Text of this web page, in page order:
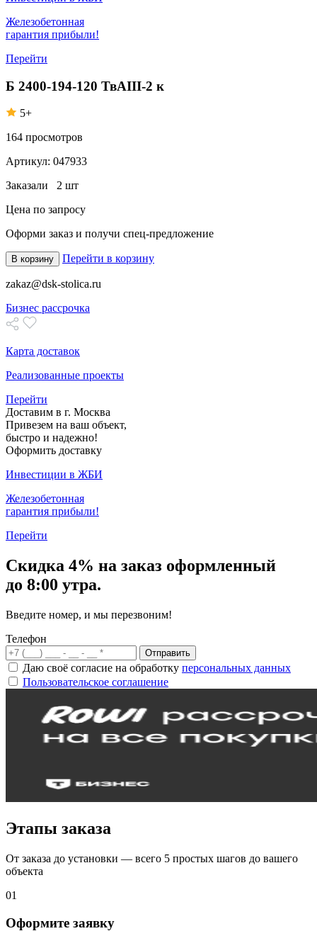
Железобетонная
гарантия прибыли!
Перейти
Б 2400-194-120 ТвАIII-2 к
5+
164 просмотров
Артикул: 047933
Заказали 2 шт
Цена по запросу
Оформи заказ и получи спец-предложение
В корзину Перейти в корзину
zakaz@dsk-stolica.ru
Бизнес рассрочка
Карта доставок
Реализованные проекты
Перейти
Доставим в г. Москва
Привезем на ваш объект,
быстро и надежно!
Оформить доставку
Инвестиции в ЖБИ
Железобетонная
гарантия прибыли!
Перейти
Скидка 4% на заказ оформленный
до 8:00 утра.
Введите номер, и мы перезвоним!
Телефон
Отправить
Даю своё согласие на обработку персональных данных
Пользовательское соглашение
Этапы заказа
От заказа до установки — всего 5 простых шагов до вашего
объекта
01
Оформите заявку